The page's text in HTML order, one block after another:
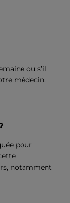
ou s’il
médecin.
pour
notamment